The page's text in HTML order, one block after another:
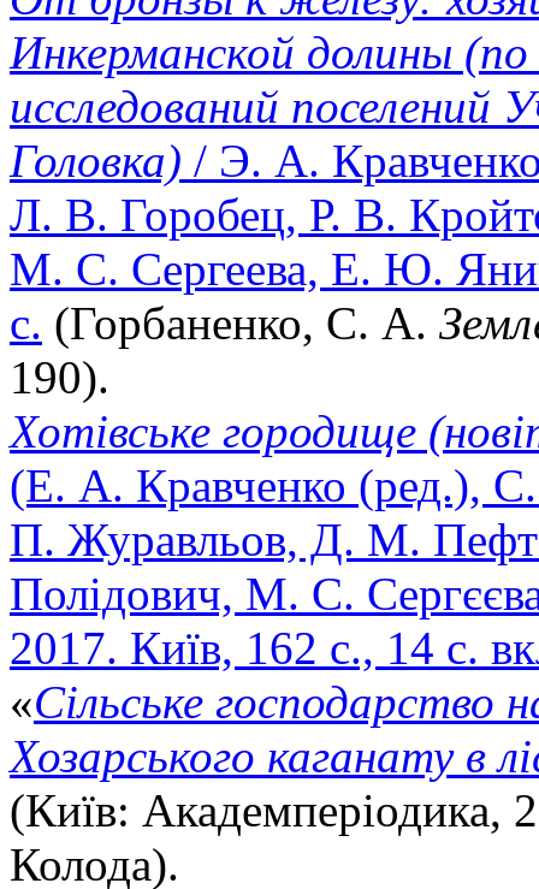
Инкерманской долины
исследований поселений
Головка) / Э. А.
Л. В. Горобец, Р. В.
М. С. Сергеева, Е. Ю.
с. (Горбаненко, С. А.
190).
Хотівське городище
(Е. А. Кравченко (ред.),
П. Журавльов, Д. М.
Полідович, М. С.
2017. Київ, 162 с., 14 с.
«Сільське господарство
Хозарського каганату в
(Київ: Академперіодика,
Колода).